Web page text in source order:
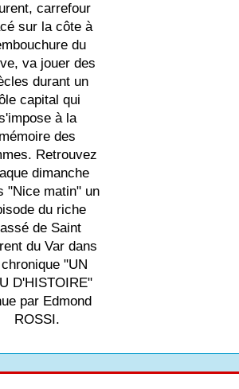
carrefour
sur la côte à
du
va jouer des
durant un
capital qui
à la
mémoire des
Retrouvez
dimanche
"Nice matin" un
du riche
de Saint
du Var dans
"UN
D'HISTOIRE"
par Edmond
ROSSI.